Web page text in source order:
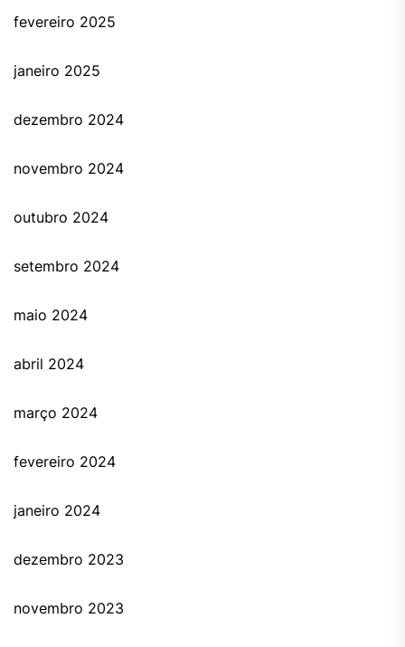
fevereiro 2025
janeiro 2025
dezembro 2024
novembro 2024
outubro 2024
setembro 2024
maio 2024
abril 2024
março 2024
fevereiro 2024
janeiro 2024
dezembro 2023
novembro 2023